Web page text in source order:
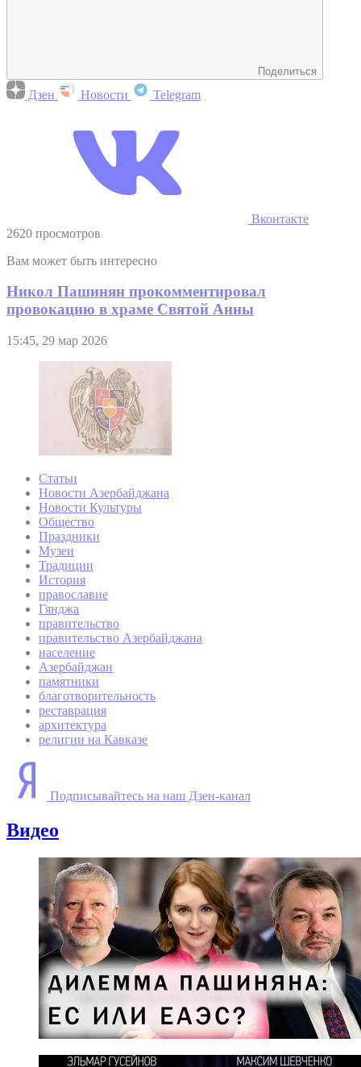
Поделиться
Дзен Новости Telegram
Вконтакте
2620 просмотров
Вам может быть интересно
Никол Пашинян прокомментировал
провокацию в храме Святой Анны
15:45, 29 мар 2026
Статьи
Новости Азербайджана
Новости Культуры
Общество
Праздники
Музеи
Традиции
История
православие
Гянджа
правительство
правительство Азербайджана
население
Азербайджан
памятники
благотворительность
реставрация
архитектура
религии на Кавказе
Подписывайтесь на наш Дзен-канал
Видео